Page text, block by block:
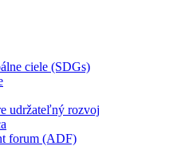
ciele (SDGs)
udržateľný rozvoj
forum (ADF)